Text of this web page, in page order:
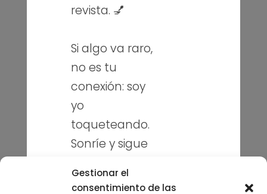
Gestionar el
consentimiento de las
Sobre mí
Contacto
Puedes seguirme en mis redes
sociales
revista. 💅
Si algo va raro,
no es tu
conexión: soy
yo
toqueteando.
Sonríe y sigue